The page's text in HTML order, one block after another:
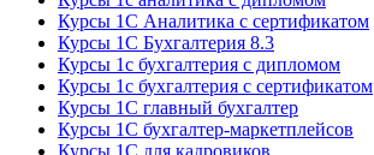
Курсы 1С Аналитика с сертификатом
Курсы 1С Бухгалтерия 8.3
Курсы 1с бухгалтерия с дипломом
Курсы 1с бухгалтерия с сертификатом
Курсы 1С главный бухгалтер
Курсы 1С бухгалтер-маркетплейсов
Курсы 1С для кадровиков